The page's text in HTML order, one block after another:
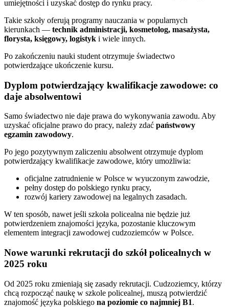
umiejętności i uzyskać dostęp do rynku pracy.
Takie szkoły oferują programy nauczania w popularnych
kierunkach — technik administracji, kosmetolog, masażysta,
florysta, księgowy, logistyk i wiele innych.
Po zakończeniu nauki student otrzymuje świadectwo
potwierdzające ukończenie kursu.
Dyplom potwierdzający kwalifikacje zawodowe: co
daje absolwentowi
Samo świadectwo nie daje prawa do wykonywania zawodu. Aby
uzyskać oficjalne prawo do pracy, należy zdać państwowy
egzamin zawodowy.
Po jego pozytywnym zaliczeniu absolwent otrzymuje dyplom
potwierdzający kwalifikacje zawodowe, który umożliwia:
oficjalne zatrudnienie w Polsce w wyuczonym zawodzie,
pełny dostęp do polskiego rynku pracy,
rozwój kariery zawodowej na legalnych zasadach.
W ten sposób, nawet jeśli szkoła policealna nie będzie już
potwierdzeniem znajomości języka, pozostanie kluczowym
elementem integracji zawodowej cudzoziemców w Polsce.
Nowe warunki rekrutacji do szkół policealnych w
2025 roku
Od 2025 roku zmieniają się zasady rekrutacji. Cudzoziemcy, którzy
chcą rozpocząć naukę w szkole policealnej, muszą potwierdzić
znajomość języka polskiego na poziomie co najmniej B1.